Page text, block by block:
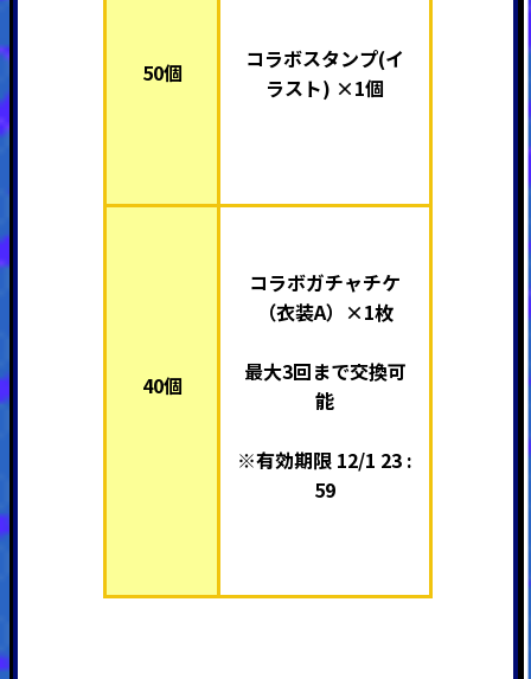
50個
コラボスタンプ(イ
ラスト) ×1個
40個
コラボガチャチケ
（衣装A）×1枚
最大3回まで交換可
能
※有効期限 12/1 23 :
59